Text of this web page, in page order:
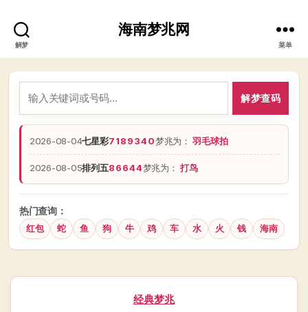
解梦
海南梦兆网
菜单
解梦查码
2026-08-04七星彩7189340梦兆为：羽毛球拍
2026-08-05排列五86644梦兆为：打鸟
热门查询：
红包 蛇 鱼 狗 牛 鸡 车 水 火 钱 海南
分
经典梦兆